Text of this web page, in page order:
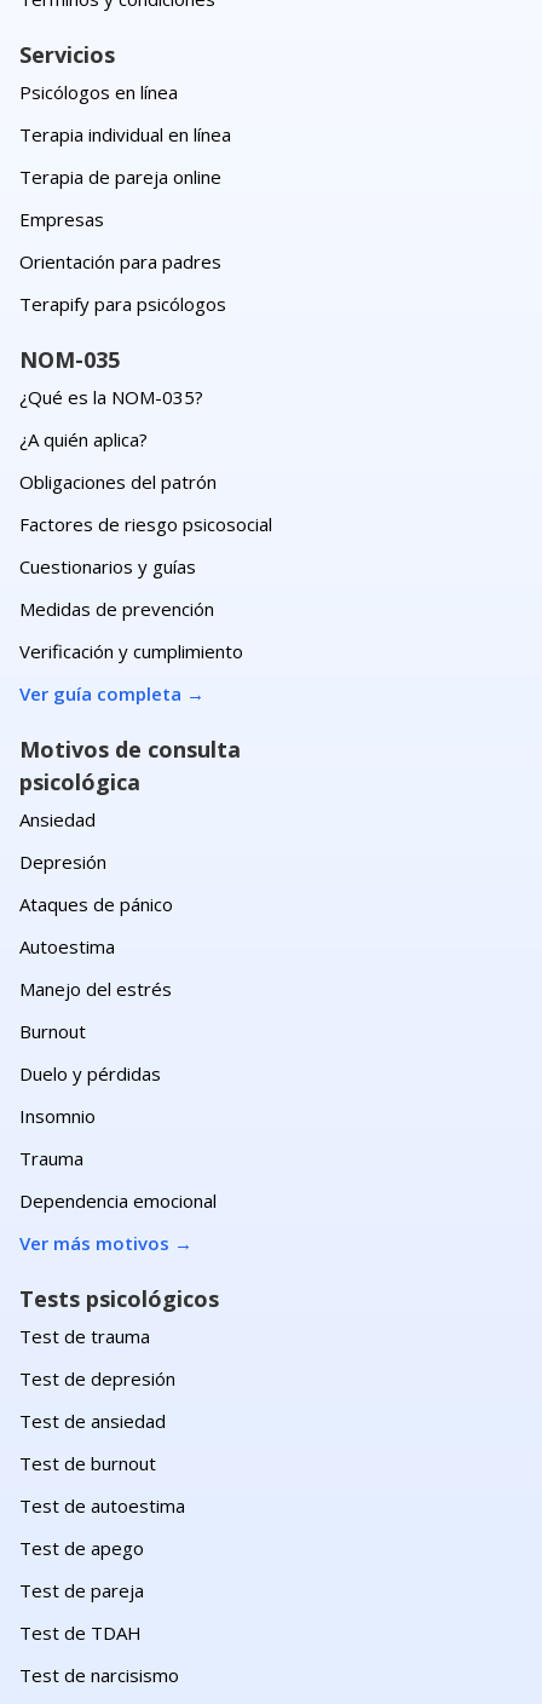
Servicios
Psicólogos en línea
Terapia individual en línea
Terapia de pareja online
Empresas
Orientación para padres
Terapify para psicólogos
NOM-035
¿Qué es la NOM-035?
¿A quién aplica?
Obligaciones del patrón
Factores de riesgo psicosocial
Cuestionarios y guías
Medidas de prevención
Verificación y cumplimiento
Ver guía completa →
Motivos de consulta
psicológica
Ansiedad
Depresión
Ataques de pánico
Autoestima
Manejo del estrés
Burnout
Duelo y pérdidas
Insomnio
Trauma
Dependencia emocional
Ver más motivos →
Tests psicológicos
Test de trauma
Test de depresión
Test de ansiedad
Test de burnout
Test de autoestima
Test de apego
Test de pareja
Test de TDAH
Test de narcisismo